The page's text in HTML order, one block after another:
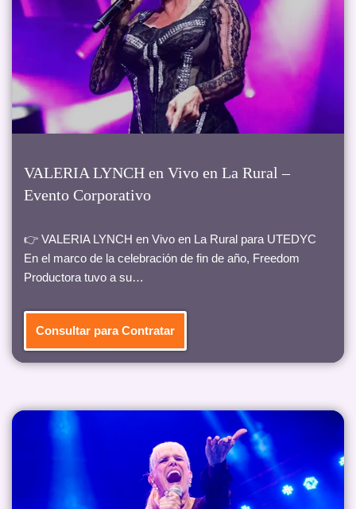
VALERIA LYNCH en Vivo en La Rural –
Evento Corporativo
👉 VALERIA LYNCH en Vivo en La Rural para UTEDYC
En el marco de la celebración de fin de año, Freedom
Productora tuvo a su…
Consultar para Contratar